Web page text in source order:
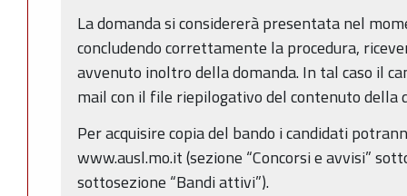
La domanda si considererà presentata nel
concludendo correttamente la procedura,
avvenuto inoltro della domanda. In tal caso il
mail con il file riepilogativo del contenuto della
Per acquisire copia del bando i candidati
www.ausl.mo.it (sezione “Concorsi e avvisi”
sottosezione “Bandi attivi”).